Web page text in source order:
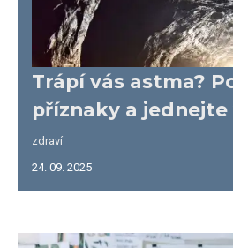
Trápí vás astma?
příznaky a jednejte
zdraví
24. 09. 2025